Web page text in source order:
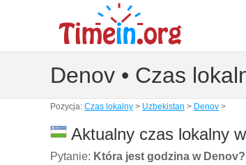
Denov • Czas
Pozycja: Czas lokalny > Uzbekistan > Denov >
Aktualny czas lokalny
Pytanie: Która jest godzina w Denov?